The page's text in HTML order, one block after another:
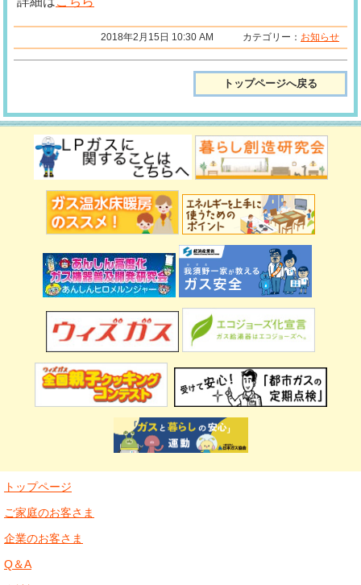
2018年2月15日 10:30 AM カテゴリー： お知らせ
トップページへ戻る
トップページ
ご家庭のお客さま
企業のお客さま
Q＆A